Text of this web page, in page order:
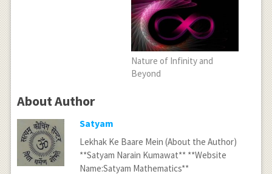
Nature of Infinity and
Beyond
About Author
Satyam
Lekhak Ke Baare Mein (About the Author)
**Satyam Narain Kumawat** **Website
Name:Satyam Mathematics**